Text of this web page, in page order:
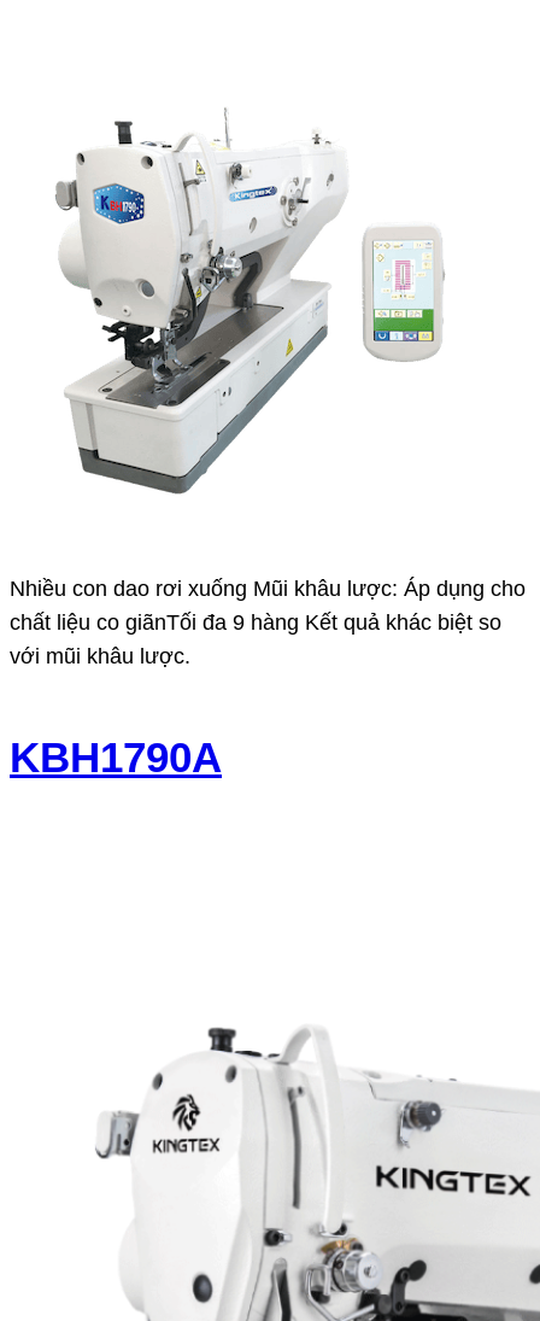
Nhiều con dao rơi xuống Mũi khâu lược: Áp dụng cho
chất liệu co giãnTối đa 9 hàng Kết quả khác biệt so
với mũi khâu lược.
KBH1790A